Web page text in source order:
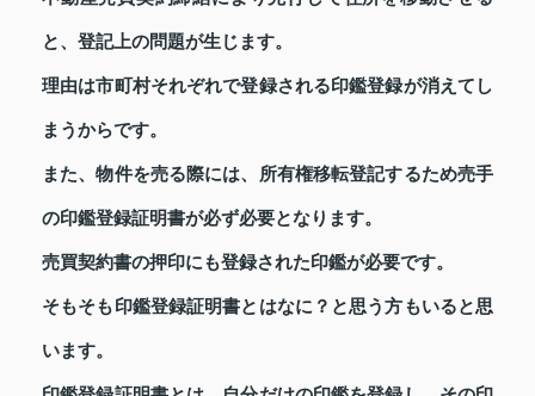
と、登記上の問題が生じます。
理由は市町村それぞれで登録される印鑑登録が消えてし
まうからです。
また、物件を売る際には、所有権移転登記するため売手
の印鑑登録証明書が必ず必要となります。
売買契約書の押印にも登録された印鑑が必要です。
そもそも印鑑登録証明書とはなに？と思う方もいると思
います。